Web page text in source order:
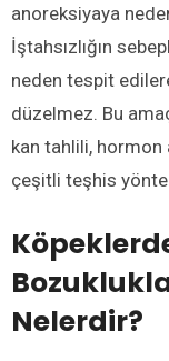
anoreksiyaya
İştahsızlığın
neden tespit
düzelmez. Bu
kan tahlili,
çeşitli teşhis
Nelerdir?